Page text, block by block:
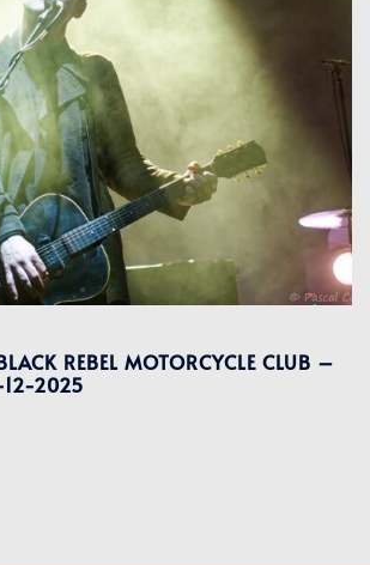
REBEL MOTORCYCLE CLUB –
12-2025